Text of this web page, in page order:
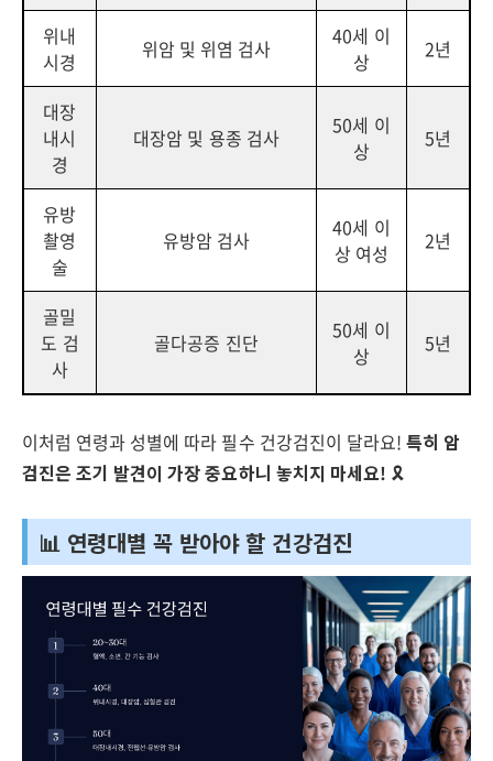
위내
시경
위암 및 위염 검사
40세 이
상
2년
대장
내시
경
대장암 및 용종 검사
50세 이
상
5년
유방
촬영
술
유방암 검사
40세 이
상 여성
2년
골밀
도 검
사
골다공증 진단
50세 이
상
5년
이처럼 연령과 성별에 따라 필수 건강검진이 달라요! 특히 암
검진은 조기 발견이 가장 중요하니 놓치지 마세요! 🎗️
📊 연령대별 꼭 받아야 할 건강검진